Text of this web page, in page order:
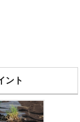
ント